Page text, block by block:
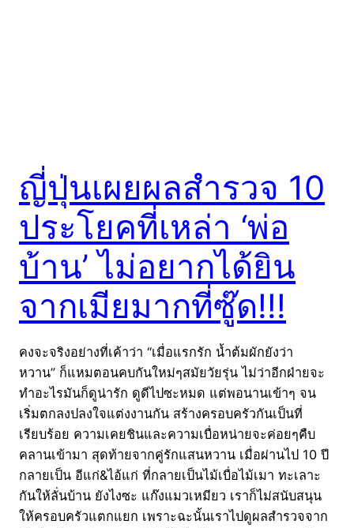
ญี่ปุ่นเผยผลสำรวจ 10
ประโยคที่เหล่า ‘พ่อ
บ้าน’ ไม่อยากได้ยิน
จากเมียมากที่ซู๊ด!!!
คงจะจริงอย่างที่เค้าว่า “เมื่อแรกรัก น้ำต้มผักยังว่า
หวาน” ก็แหมตอนคบกันใหม่ๆสมัยวัยรุ่น ไม่ว่าอีกฝ่ายจะ
ทำอะไรมันก็ดูน่ารัก ดูดีไปซะหมด แต่พอนานเข้าๆ จน
เริ่มตกลงปลงใจแต่งงานกัน สร้างครอบครัวกันเป็นที่
เรียบร้อย ความเคยชินและความเบื่อหน่ายจะค่อยๆคืบ
คลานเข้ามา สุดท้ายจากคู่รักแสนหวาน เมื่อผ่านไป 10 ปี
กลายเป็น อีแก่&ไอ้แก่ ที่กลายเป็นไม้เบื่อไม้เมา ทะเลาะ
กันให้ลั่นบ้าน ยังไงซะ แก๊งแมวเหมียว เราก็ไม่สนับสนุน
ให้ครอบครัวแตกแยก เพราะฉะนั้นเราไปดูผลสำรวจจาก